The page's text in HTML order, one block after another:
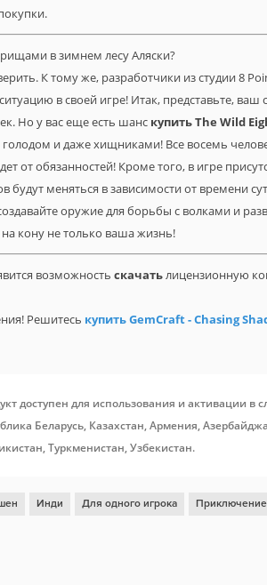
в зимнем лесу Аляски?
К тому же, разработчики из студии 8
в своей игре! Итак, представьте,
Но у вас еще есть шанс купитьThe Wild
голодом и даже хищниками! Все восемь
от обязанностей! Кроме того, в игре
будут меняться в зависимости от времени
оружие для борьбы с волками и
кону не только ваша жизнь!
возможность скачатьлицензионную
Решитесь купить GemCraft - Chasing
доступен для использования и активации в
Беларусь, Казахстан, Армения,
Туркменистан, Узбекистан.
Инди Для одного игрока Приключение